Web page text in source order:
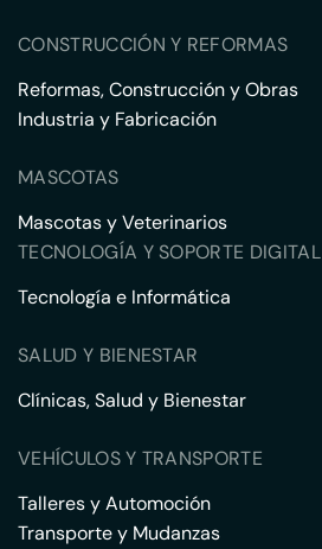
CONSTRUCCIÓN Y REFORMAS
Reformas, Construcción y Obras
Industria y Fabricación
MASCOTAS
Mascotas y Veterinarios
TECNOLOGÍA Y SOPORTE DIGITAL
Tecnología e Informática
SALUD Y BIENESTAR
Clínicas, Salud y Bienestar
VEHÍCULOS Y TRANSPORTE
Talleres y Automoción
Transporte y Mudanzas